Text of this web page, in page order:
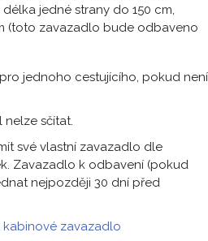
jedné strany do 150 cm,
(toto zavazadlo bude odbaveno
jednoho cestujícího, pokud není
nelze sčítat.
své vlastní zavazadlo dle
Zavazadlo k odbavení (pokud
nejpozději 30 dní před
zavazadlo